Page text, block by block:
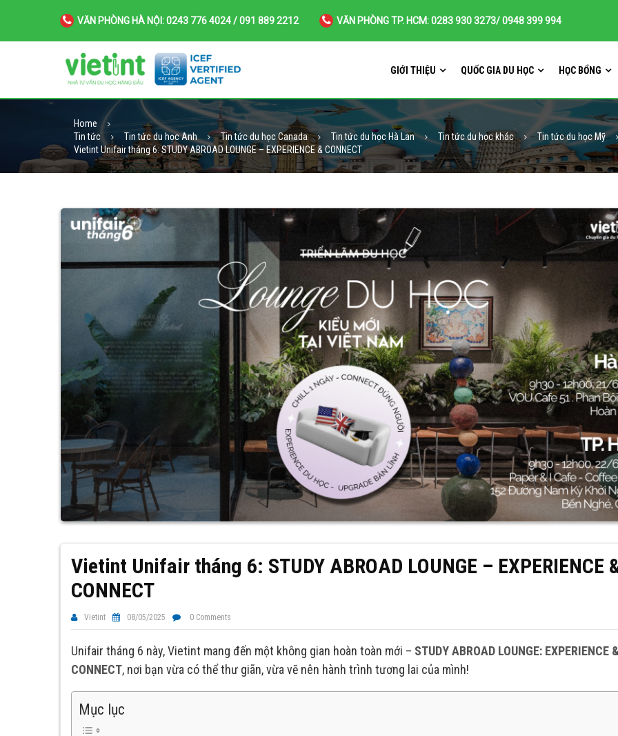
VĂN PHÒNG HÀ NỘI: 0243 776 4024 / 091 889 2212 VĂN PHÒNG TP. HCM: 0283 930 3273/ 0948 399 994
GIỚI THIỆU QUỐC GIA DU HỌC HỌC BỔNG
Home
Tin tức
Tin tức du học Anh Tin tức du học Canada Tin tức du học Hà Lan Tin tức du học khác Tin tức du học Mỹ
Vietint Unifair tháng 6: STUDY ABROAD LOUNGE – EXPERIENCE & CONNECT
Vietint Unifair tháng 6: STUDY ABROAD LOUNGE – EXPERIENCE
CONNECT
Vietint 08/05/2025 0 Comments
Unifair tháng 6 này, Vietint mang đến một không gian hoàn toàn mới – STUDY ABROAD LOUNGE: EXPERIENCE &
CONNECT, nơi bạn vừa có thể thư giãn, vừa vẽ nên hành trình tương lai của mình!
Mục lục